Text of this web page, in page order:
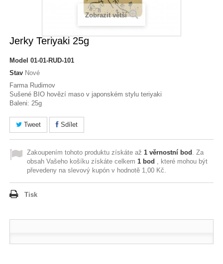
Zobrazit větší
Jerky Teriyaki 25g
Model 01-01-RUD-101
Stav Nové
Farma Rudimov
Sušené BIO hovězí maso v japonském stylu teriyaki
Baleni: 25g
Tweet Sdílet
Zakoupením tohoto produktu získáte až 1 věrnostní bod . Za
obsah Vašeho košíku získáte celkem 1 bod , které mohou být
převedeny na slevový kupón v hodnotě 1,00 Kč
Tisk